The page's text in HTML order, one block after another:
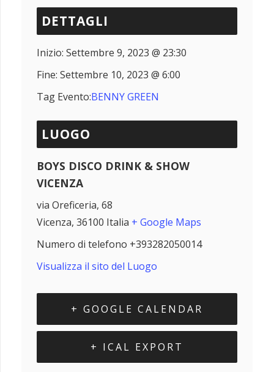
DETTAGLI
Inizio: Settembre 9, 2023 @ 23:30
Fine: Settembre 10, 2023 @ 6:00
Tag Evento:BENNY GREEN
LUOGO
BOYS DISCO DRINK & SHOW
VICENZA
via Oreficeria, 68
Vicenza, 36100 Italia + Google Maps
Numero di telefono +393282050014
Visualizza il sito del Luogo
+ GOOGLE CALENDAR
+ ICAL EXPORT